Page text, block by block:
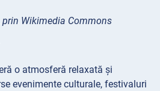
prin Wikimedia Commons
o atmosferă relaxată și
evenimente culturale, festivaluri